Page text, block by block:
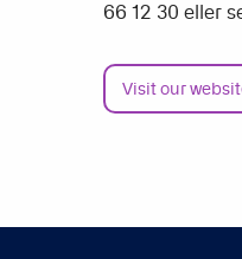
66 12 30 eller
Visit our